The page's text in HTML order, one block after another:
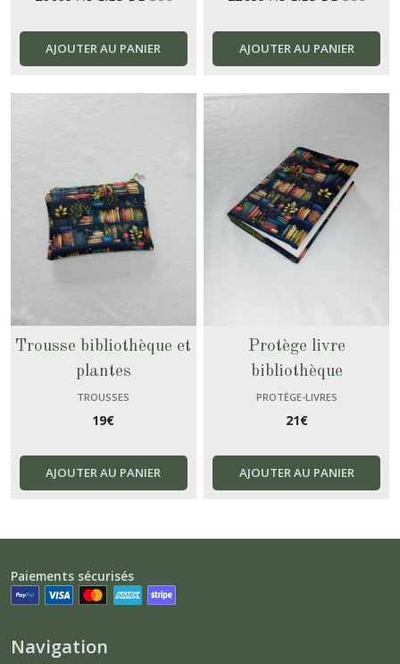
AJOUTER AU PANIER AJOUTER AU PANIER
Trousse bibliothèque et
plantes
TROUSSES
19€
AJOUTER AU PANIER
Protège livre
bibliothèque
PROTÈGE-LIVRES
21€
AJOUTER AU PANIER
Paiements sécurisés
Navigation